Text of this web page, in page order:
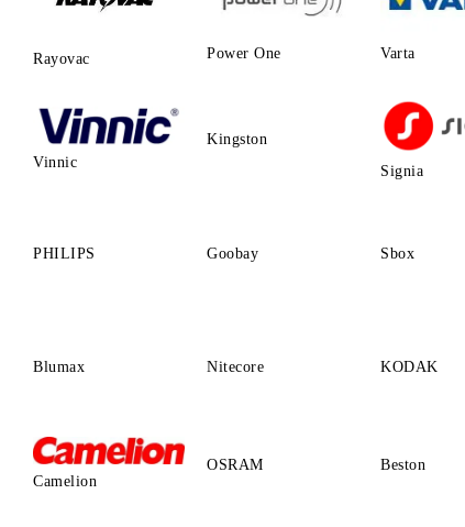
Rayovac Power One Varta
Vinnic
Kingston
Signia
PHILIPS Goobay Sbox
Blumax Nitecore KODAK
Camelion
OSRAM Beston